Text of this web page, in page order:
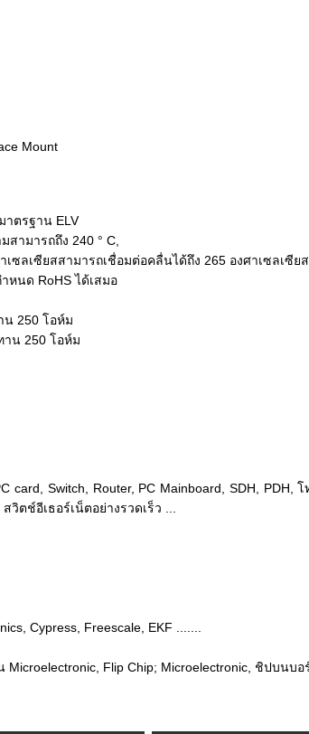
Mount
าตรฐาน ELV
ามารถถึง 240 ° C,
ซลเซียสสามารถเชื่อมต่อคลื่นได้ถึง 265 องศาเซลเซียส
หนด RoHS ได้เสมอ
น 250 โอห์ม
าน 250 โอห์ม
Switch, Router, PC Mainboard, SDH, PDH, โ
วิตช์อีเธอร์เน็ตอย่างรวดเร็ว ...
Cypress, Freescale, EKF .......
Flip Chip; Microelectronic, ชิปบนบ